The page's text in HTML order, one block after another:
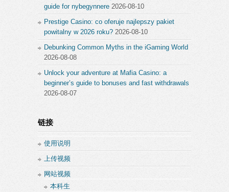
guide for nybegynnere 2026-08-10
Prestige Casino: co oferuje najlepszy pakiet
powitalny w 2026 roku? 2026-08-10
Debunking Common Myths in the iGaming World
2026-08-08
Unlock your adventure at Mafia Casino: a
beginner’s guide to bonuses and fast withdrawals
2026-08-07
链接
使用说明
上传视频
网站视频
本科生